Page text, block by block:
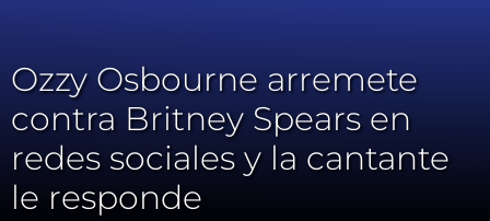
Ozzy Osbourne arremete
contra Britney Spears en
redes sociales y la cantante
le responde